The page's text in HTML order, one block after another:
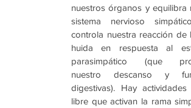
nuestros órganos y equilibra
sistema nervioso
controla nuestra reacción de
huida en respuesta al
parasimpático (que
nuestro descanso y
digestivas). Hay
libre que activan la rama